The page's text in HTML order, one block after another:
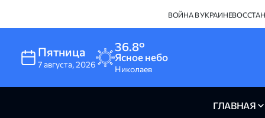
ВОЙНА В УКРАИНЕ
Пятница
7августа,2026
36.8°
Ясное небо
Николаев
ГЛАВНАЯ